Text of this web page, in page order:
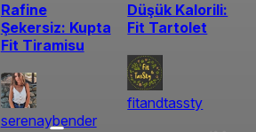
Rafine
Şekersiz: Kupta
Fit Tiramisu
serenaybender
Düşük Kalorili:
Fit Tartolet
fitandtassty